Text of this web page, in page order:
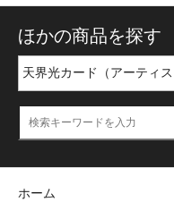
ほかの商品を探す
ホーム